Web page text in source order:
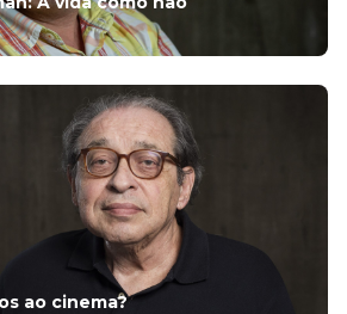
ao cinema?